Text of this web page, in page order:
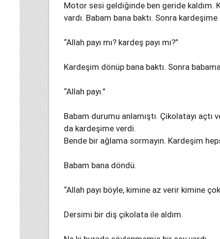
Motor sesi geldiğinde ben geride kaldım.
vardı. Babam bana baktı. Sonra
“Allah payı mı? kardeş payı mı?”
Kardeşim dönüp bana baktı. Sonra
“Allah payı.”
Babam durumu anlamıştı. Çikolatayı açtı
da kardeşime verdi.
Bende bir ağlama sormayın. Kardeşim
Babam bana döndü.
“Allah payı böyle, kimine az verir kimine
Dersimi bir diş çikolata ile aldım.